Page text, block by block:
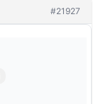
#21927